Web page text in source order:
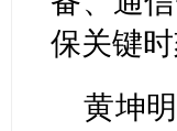
保关键
黄坤